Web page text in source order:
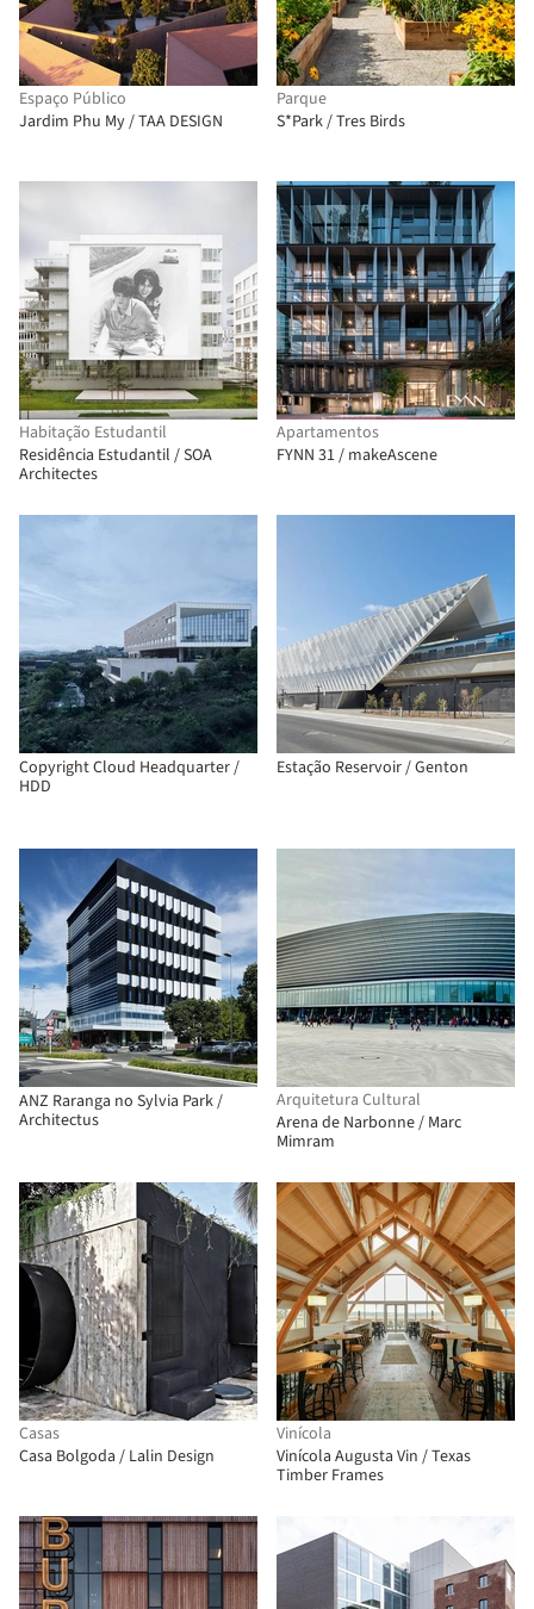
Espaço Público
Jardim Phu My / TAA DESIGN
Parque
S*Park / Tres Birds
Habitação Estudantil
Residência Estudantil / SOA
Architectes
Apartamentos
FYNN 31 / makeAscene
Copyright Cloud Headquarter /
HDD
Estação Reservoir / Genton
ANZ Raranga no Sylvia Park /
Architectus
Arquitetura Cultural
Arena de Narbonne / Marc
Mimram
Casas
Casa Bolgoda / Lalin Design
Vinícola
Vinícola Augusta Vin / Texas
Timber Frames